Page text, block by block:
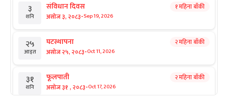
३
शनि
संविधान दिवस
असोज ३, २०८३-Sep 19, 2026
१ महिना बाँकी
२५
आइत
घटस्थापना
असोज २५, २०८३-Oct 11, 2026
२ महिना बाँकी
३१
शनि
फूलपाती
असोज ३१ , २०८३-Oct 17, 2026
२ महिना बाँकी